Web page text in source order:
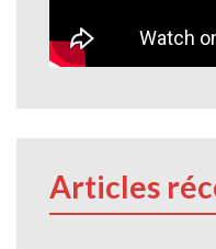
Articles